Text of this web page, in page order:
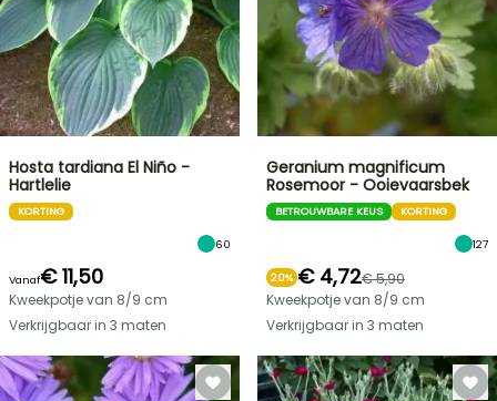
Hosta tardiana El Niño -
Hartlelie
KORTING
60
Vanaf€ 11,50
Kweekpotje van 8/9 cm
Verkrijgbaar in 3 maten
Geranium magnificum
Rosemoor - Ooievaarsbek
BETROUWBARE KEUS KORTING
127
20% € 4,72€ 5,90
Kweekpotje van 8/9 cm
Verkrijgbaar in 3 maten